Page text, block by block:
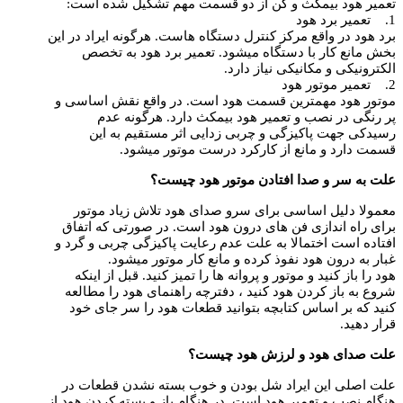
تعمیر هود بیمکث و کن از دو قسمت مهم تشکیل شده است:
1. تعمیر برد هود
برد هود در واقع مرکز کنترل دستگاه هاست. هرگونه ایراد در این
بخش مانع کار با دستگاه میشود. تعمیر برد هود به تخصص
الکترونیکی و مکانیکی نیاز دارد.
2. تعمیر موتور هود
موتور هود مهمترین قسمت هود است. در واقع نقش اساسی و
پر رنگی در نصب و تعمیر هود بیمکث دارد. هرگونه عدم
رسیدکی جهت پاکیزگی و چربی زدایی اثر مستقیم به این
قسمت دارد و مانع از کارکرد درست موتور میشود.
علت به سر و صدا افتادن موتور هود چیست؟
معمولا دلیل اساسی برای سرو صدای هود تلاش زیاد موتور
برای راه اندازی فن های درون هود است. در صورتی که اتفاق
افتاده است اختمالا به علت عدم رعایت پاکیزگی چربی و گرد و
غبار به درون هود نفوذ کرده و مانع کار موتور میشود.
هود را باز کنید و موتور و پروانه ها را تمیز کنید. قبل از اینکه
شروع به باز کردن هود کنید ، دفترچه راهنمای هود را مطالعه
کنید که بر اساس کتابچه بتوانید قطعات هود را سر جای خود
قرار دهید.
علت صدای هود و لرزش هود چیست؟
علت اصلی این ایراد شل بودن و خوب بسته نشدن قطعات در